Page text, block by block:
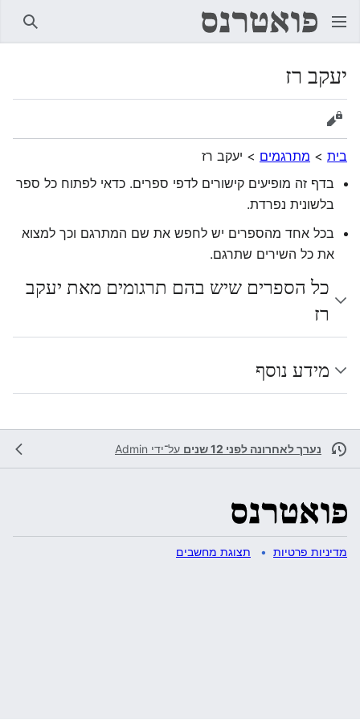
יעקב רז
הצגת מקור
בית > מתרגמים > יעקב רז
בדף זה מופיעים קישורים לדפי ספרים. כדאי לפתוח כל ספר
בלשונית נפרדת.
בכל אחד מהספרים יש לחפש את שם המתרגם וכך למצוא
את כל השירים שתרגם.
כל הספרים שיש בהם תרגומים מאת יעקב
רז
מידע נוסף
נערך לאחרונה לפני 12 שנים על־ידי Admin
מדיניות פרטיות תצוגת מחשבים